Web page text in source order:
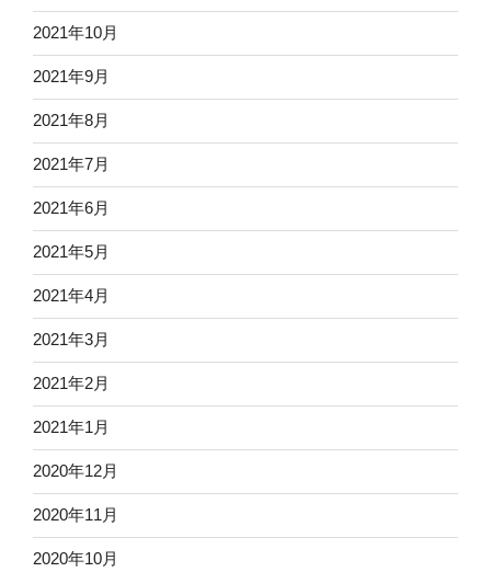
2021年10月
2021年9月
2021年8月
2021年7月
2021年6月
2021年5月
2021年4月
2021年3月
2021年2月
2021年1月
2020年12月
2020年11月
2020年10月